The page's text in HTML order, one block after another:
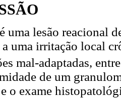
uma lesão reacional
a uma irritação local
mal-adaptadas,
de um
o exame